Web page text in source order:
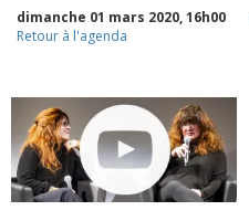
dimanche 01 mars 2020, 16h00
Retour à l'agenda